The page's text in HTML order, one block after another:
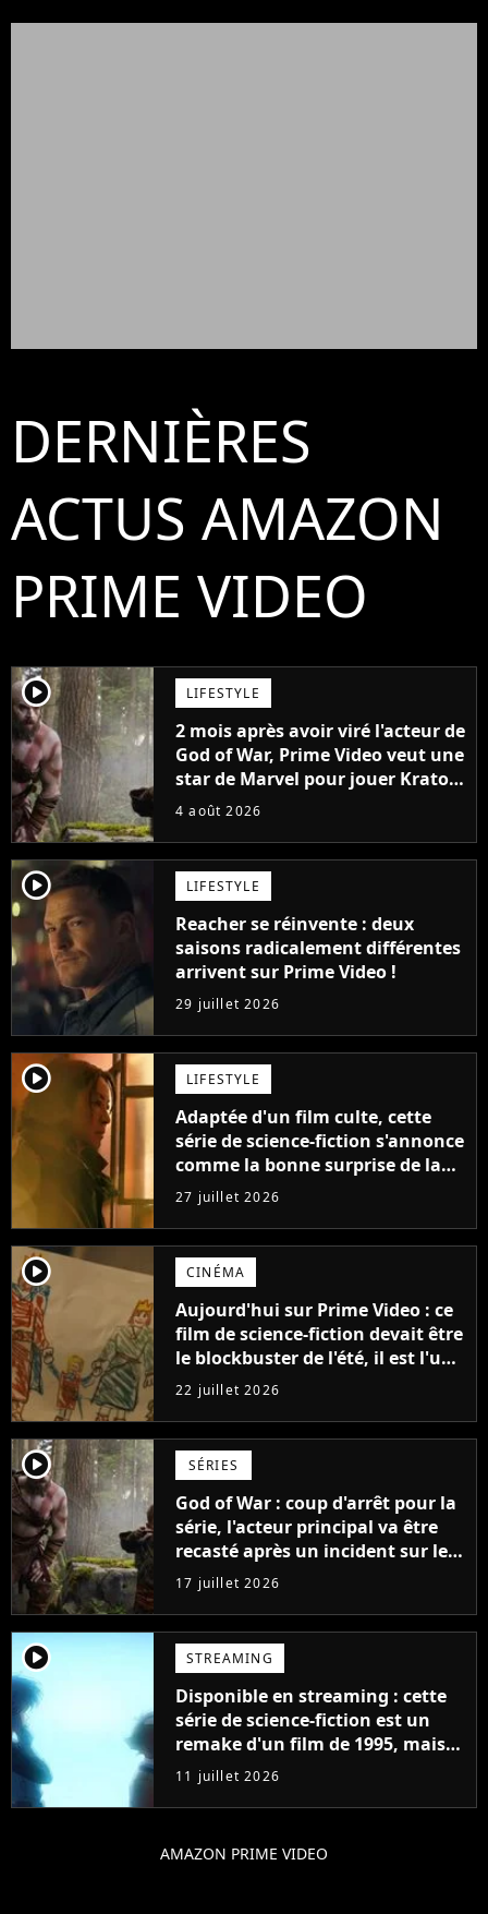
DERNIÈRES
ACTUS AMAZON
PRIME VIDEO
player2 LIFESTYLE
2 mois après avoir viré l'acteur de
God of War, Prime Video veut une
star de Marvel pour jouer Kratos
dans sa série
4 août 2026
player2 LIFESTYLE
Reacher se réinvente : deux
saisons radicalement différentes
arrivent sur Prime Video !
29 juillet 2026
player2 LIFESTYLE
Adaptée d'un film culte, cette
série de science-fiction s'annonce
comme la bonne surprise de la
fin d'année
27 juillet 2026
player2 CINÉMA
Aujourd'hui sur Prime Video : ce
film de science-fiction devait être
le blockbuster de l'été, il est l'un
des plus gros échecs de l'année
22 juillet 2026
player2 SÉRIES
God of War : coup d'arrêt pour la
série, l'acteur principal va être
recasté après un incident sur le
tournage
17 juillet 2026
player2 STREAMING
Disponible en streaming : cette
série de science-fiction est un
remake d'un film de 1995, mais
une évolution change
absolument tout
11 juillet 2026
AMAZON PRIME VIDEO